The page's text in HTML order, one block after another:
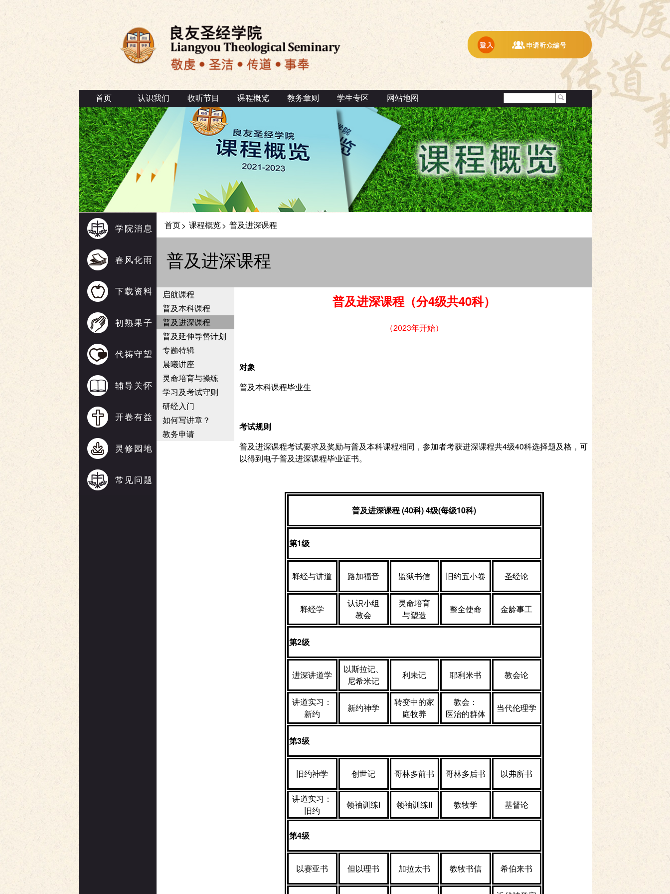
首页 认识我们 收听节目 课程概览 教务章则 学生专区 网站地图
学院消息
春风化雨
下载资料
初熟果子
代祷守望
辅导关怀
开卷有益
灵修园地
常见问题
首页> 课程概览> 普及进深课程
普及进深课程
启航课程
普及本科课程
普及进深课程
普及延伸导督计划
专题特辑
晨曦讲座
灵命培育与操练
学习及考试守则
研经入门
如何写讲章？
教务申请
普及进深课程（分4级共40科）
（2023年开始）
对象
普及本科课程毕业生
考试规则
普及进深课程考试要求及奖励与普及本科课程相同，参加者考获进深课程共4级40科选择题及格，可
以得到电子普及进深课程毕业证书。
普及进深课程(40科)4级(每级10科)
第1级
释经与讲道 路加福音 监狱书信 旧约五小卷 圣经论
释经学
认识小组
教会
灵命培育
与塑造
整全使命 金龄事工
第2级
进深讲道学
以斯拉记、
尼希米记
利未记 耶利米书 教会论
讲道实习：
新约
新约神学
转变中的家
庭牧养
教会：
医治的群体
当代伦理学
第3级
旧约神学 创世记 哥林多前书 哥林多后书 以弗所书
讲道实习：
旧约
领袖训练I 领袖训练II 教牧学 基督论
第4级
以赛亚书 但以理书 加拉太书 教牧书信 希伯来书